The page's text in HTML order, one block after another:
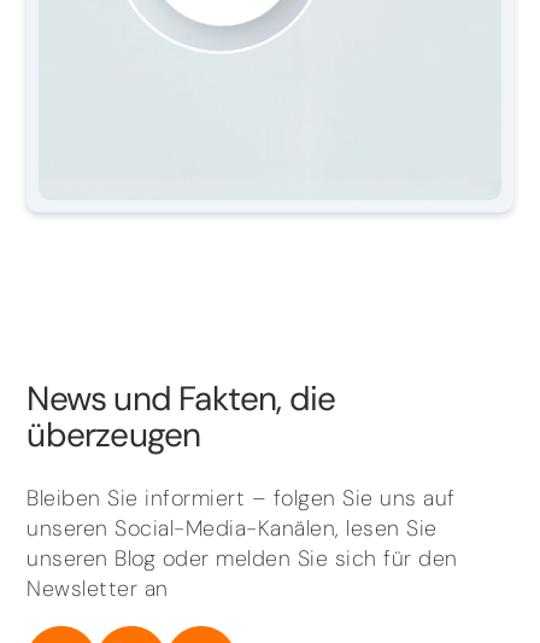
News und Fakten, die
überzeugen
Bleiben Sie informiert – folgen Sie uns auf
unseren Social-Media-Kanälen, lesen Sie
unseren Blog oder melden Sie sich für den
Newsletter an